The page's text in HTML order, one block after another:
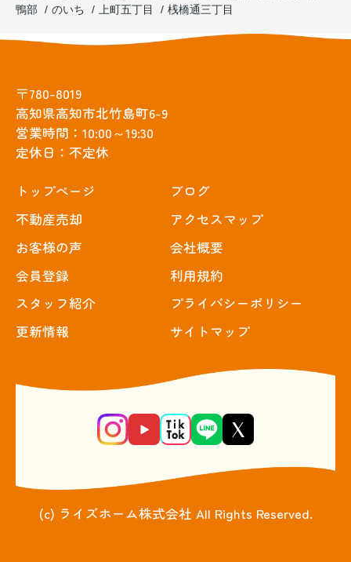
鴨部
のいち 上町五丁目 桟橋通三丁目
〒780-8019
高知県高知市北竹島町6-9
営業時間：10:00～19:30
定休日：不定休
トップぺージ
不動産売却
お客様の声
会員登録
スタッフ紹介
更新情報
ブログ
アクセスマップ
会社概要
利用規約
プライバシーポリシー
サイトマップ
(c) ライズホーム株式会社 All Rights Reserved.